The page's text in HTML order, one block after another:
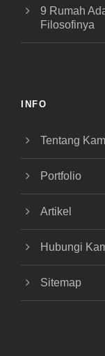
9 Rumah
Filosofinya
INFO
Tentang
Portfolio
Artikel
Hubungi
Sitemap